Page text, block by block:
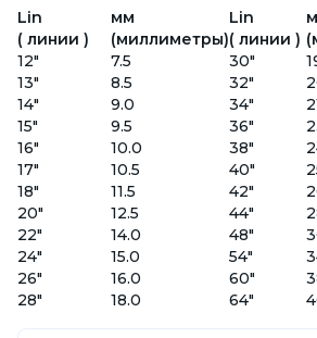
Lin
мм Lin
( линии )
(миллиметры)( линии )
12"
7.5 30"
13"
8.5 32"
14"
9.0 34"
15"
9.5 36"
16"
10.0 38"
17"
10.5 40"
18"
11.5 42"
20"
12.5 44"
22"
14.0 48"
24"
15.0 54"
26"
16.0 60"
28"
18.0 64"